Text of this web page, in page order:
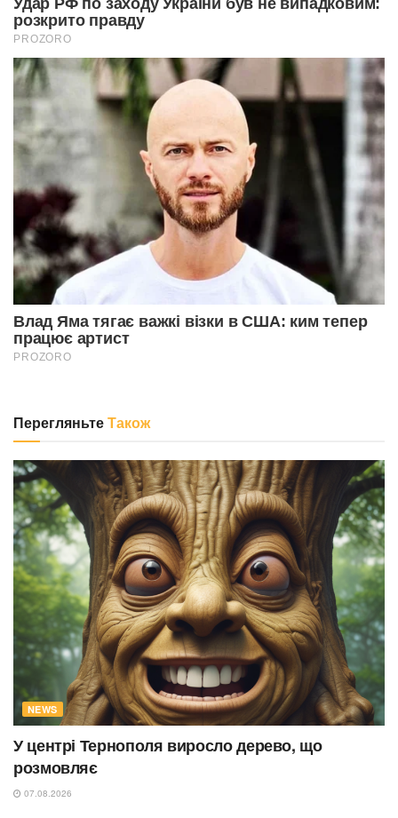
ПерегляньтеТакож
NEWS
У центрі Тернополя виросло дерево, що
розмовляє
07.08.2026